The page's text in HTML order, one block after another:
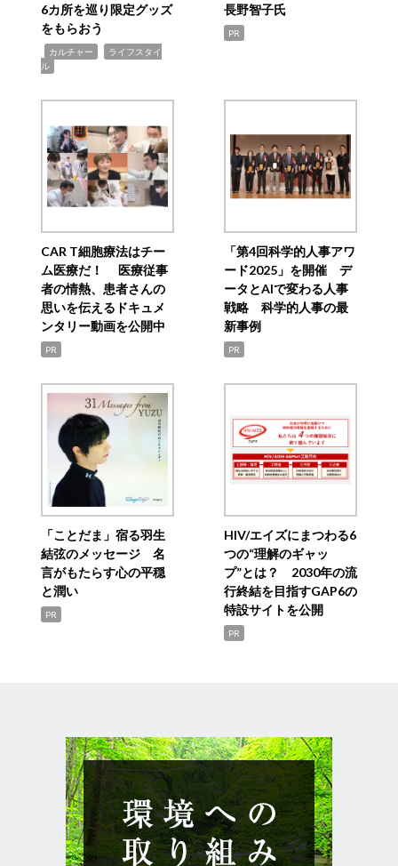
6カ所を巡り限定グッズ
をもらおう
カルチャー
ライフスタイ
ル
長野智子氏
PR
CAR T細胞療法はチー
ム医療だ！ 医療従事
者の情熱、患者さんの
思いを伝えるドキュメ
ンタリー動画を公開中
PR
「第4回科学的人事アワ
ード2025」を開催 デ
ータとAIで変わる人事
戦略 科学的人事の最
新事例
PR
「ことだま」宿る羽生
結弦のメッセージ 名
言がもたらす心の平穏
と潤い
PR
HIV/エイズにまつわる6
つの“理解のギャッ
プ”とは？ 2030年の流
行終結を目指すGAP6の
特設サイトを公開
PR